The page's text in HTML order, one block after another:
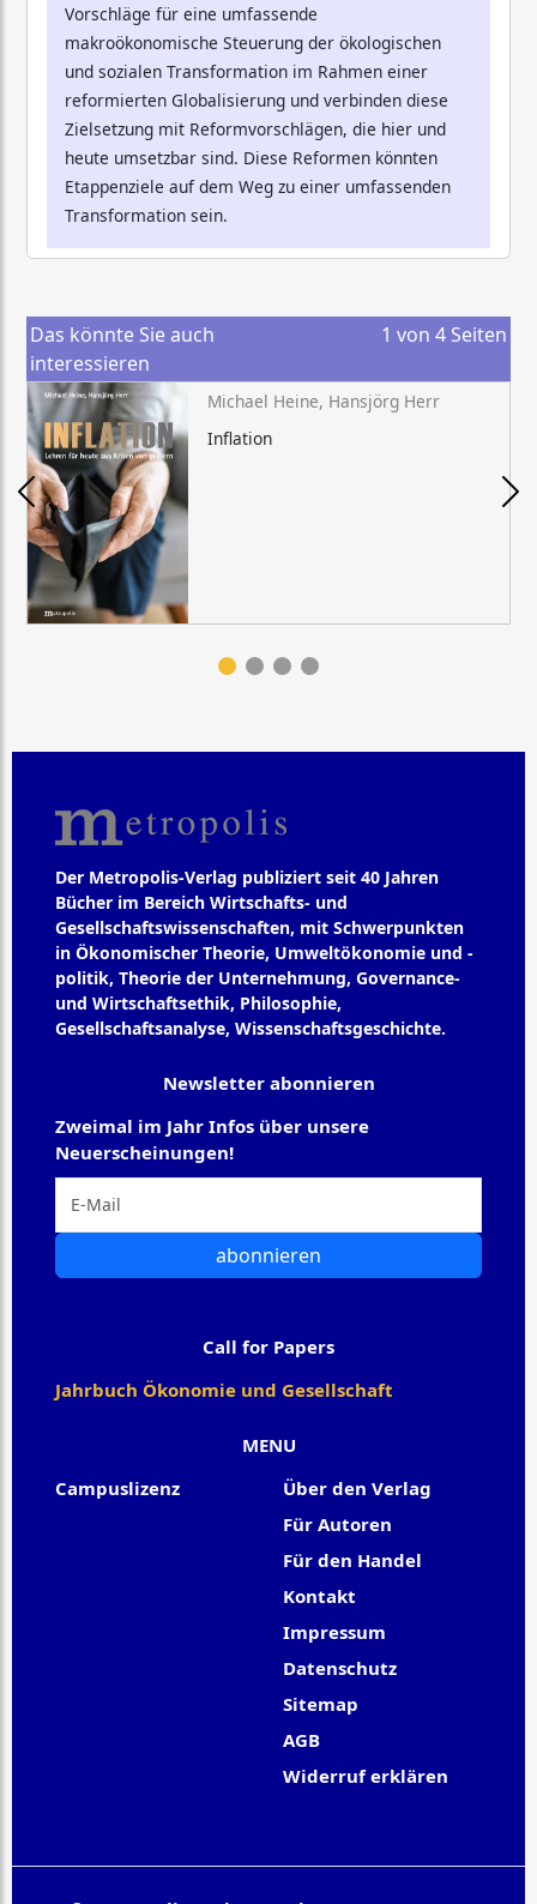
Vorschläge für eine umfassende
makroökonomische Steuerung der ökologischen
und sozialen Transformation im Rahmen einer
reformierten Globalisierung und verbinden diese
Zielsetzung mit Reformvorschlägen, die hier und
heute umsetzbar sind. Diese Reformen könnten
Etappenziele auf dem Weg zu einer umfassenden
Transformation sein.
Das könnte Sie auch
interessieren
1 von 4 Seiten
Michael Heine, Hansjörg Herr
Inflation
Der Metropolis-Verlag publiziert seit 40 Jahren
Bücher im Bereich Wirtschafts- und
Gesellschaftswissenschaften, mit Schwerpunkten
in Ökonomischer Theorie, Umweltökonomie und -
politik, Theorie der Unternehmung, Governance-
und Wirtschaftsethik, Philosophie,
Gesellschaftsanalyse, Wissenschaftsgeschichte.
MENU
Campuslizenz
Über den Verlag
Für Autoren
Für den Handel
Kontakt
Impressum
Datenschutz
Sitemap
AGB
Widerruf erklären
Newsletter abonnieren
Zweimal im Jahr Infos über unsere
Neuerscheinungen!
abonnieren
Call for Papers
Jahrbuch Ökonomie und Gesellschaft